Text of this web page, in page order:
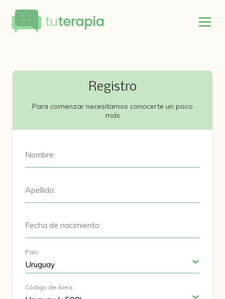
Registro
Para comenzar necesitamos conocerte un poco
más
Nombre:
Apellido:
Fecha de nacimiento:
País:
Código de Área: